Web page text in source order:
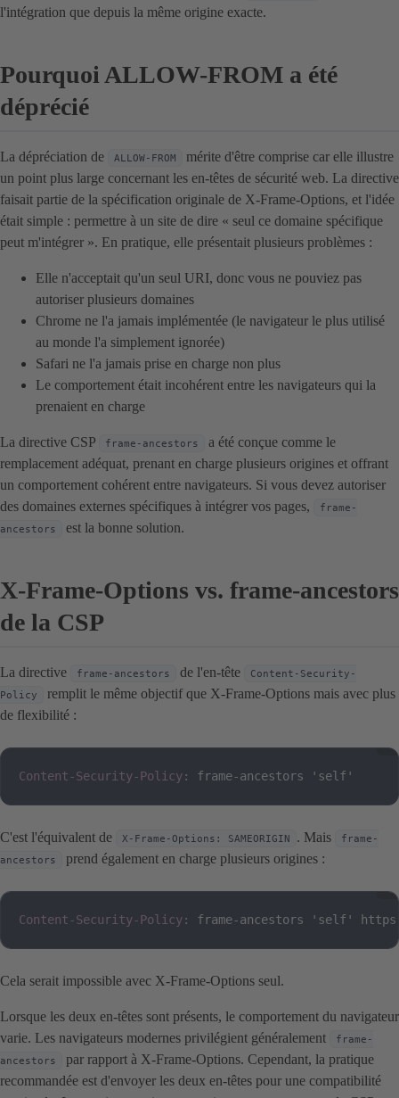
l'intégration que depuis la même origine exacte.
Pourquoi ALLOW-FROM a été
déprécié
La dépréciation de ALLOW-FROM
mérite d'être comprise car elle illustre
un point plus large concernant les en-têtes de sécurité web. La directive
faisait partie de la spécification originale de X-Frame-Options, et l'idée
était simple : permettre à un site de dire « seul ce domaine spécifique
peut m'intégrer ». En pratique, elle présentait plusieurs problèmes :
Elle n'acceptait qu'un seul URI, donc vous ne pouviez pas
autoriser plusieurs domaines
Chrome ne l'a jamais implémentée (le navigateur le plus utilisé
au monde l'a simplement ignorée)
Safari ne l'a jamais prise en charge non plus
Le comportement était incohérent entre les navigateurs qui la
prenaient en charge
La directive CSP frame-ancestors
a été conçue comme le
remplacement adéquat, prenant en charge plusieurs origines et offrant
un comportement cohérent entre navigateurs. Si vous devez autoriser
des domaines externes spécifiques à intégrer vos pages,
frame-
ancestors
est la bonne solution.
X-Frame-Options vs. frame-ancestors
de la CSP
La directive frame-ancestors de l'en-tête
Content-Security-
Policy
remplit le même objectif que X-Frame-Options mais avec plus
de flexibilité :
Content-Security-Policy: frame-ancestors 'self'
C'est l'équivalent de X-Frame-Options: SAMEORIGIN . Mais
frame-
ancestors
prend également en charge plusieurs origines :
Content-Security-Policy: frame-ancestors 'self'
Cela serait impossible avec X-Frame-Options seul.
Lorsque les deux en-têtes sont présents, le comportement du navigateur
varie. Les navigateurs modernes privilégient généralement
frame-
ancestors
par rapport à X-Frame-Options. Cependant, la pratique
recommandée est d'envoyer les deux en-têtes pour une compatibilité